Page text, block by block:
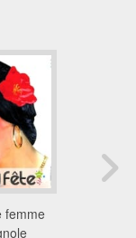
femme